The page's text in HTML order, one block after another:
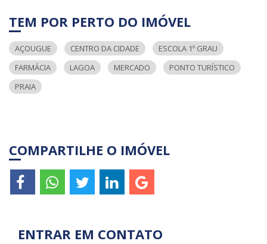
TEM POR PERTO DO IMÓVEL
AÇOUGUE CENTRO DA CIDADE
ESCOLA 1º GRAU
FARMÁCIA
LAGOA MERCADO
PONTO TURÍSTICO
PRAIA
COMPARTILHE O IMÓVEL
ENTRAR EM CONTATO